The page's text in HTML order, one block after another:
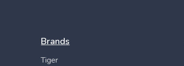
Brands
Tiger